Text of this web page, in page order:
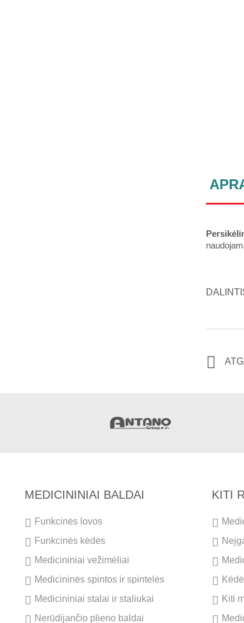
MEDICININIAI BALDAI
Funkcinės lovos
Funkcinės kėdės
Medicininiai vežimėliai
Medicininės spintos ir spintelės
Medicininiai stalai ir staliukai
Nerūdijančio plieno baldai
KITI
Kiti